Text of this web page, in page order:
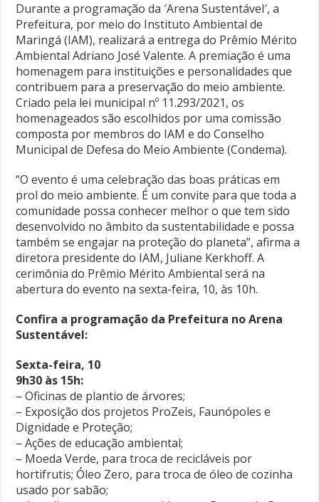
Durante a programação da ′Arena Sustentável′, a
Prefeitura, por meio do Instituto Ambiental de
Maringá (IAM), realizará a entrega do Prêmio Mérito
Ambiental Adriano José Valente. A premiação é uma
homenagem para instituições e personalidades que
contribuem para a preservação do meio ambiente.
Criado pela lei municipal nº 11.293/2021, os
homenageados são escolhidos por uma comissão
composta por membros do IAM e do Conselho
Municipal de Defesa do Meio Ambiente (Condema).
“O evento é uma celebração das boas práticas em
prol do meio ambiente. É um convite para que toda a
comunidade possa conhecer melhor o que tem sido
desenvolvido no âmbito da sustentabilidade e possa
também se engajar na proteção do planeta”, afirma a
diretora presidente do IAM, Juliane Kerkhoff. A
cerimônia do Prêmio Mérito Ambiental será na
abertura do evento na sexta-feira, 10, às 10h.
Confira a programação da Prefeitura no Arena
Sustentável:
Sexta-feira, 10
9h30 às 15h:
– Oficinas de plantio de árvores;
– Exposição dos projetos ProZeis, Faunópoles e
Dignidade e Proteção;
– Ações de educação ambiental;
– Moeda Verde, para troca de recicláveis por
hortifrutis; Óleo Zero, para troca de óleo de cozinha
usado por sabão;